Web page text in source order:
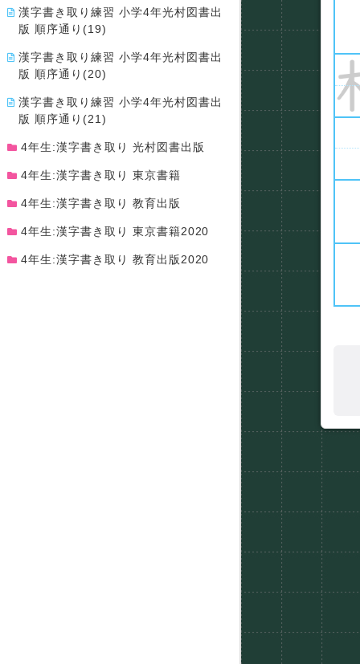
漢字書き取り練習 小学4年光村図書出
版 順序通り(19)
漢字書き取り練習 小学4年光村図書出
版 順序通り(20)
漢字書き取り練習 小学4年光村図書出
版 順序通り(21)
4年生:漢字書き取り 光村図書出版
4年生:漢字書き取り 東京書籍
4年生:漢字書き取り 教育出版
4年生:漢字書き取り 東京書籍2020
4年生:漢字書き取り 教育出版2020